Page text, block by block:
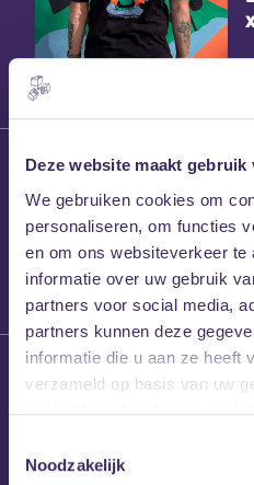
Deze website maakt gebruik
We gebruiken cookies om
personaliseren, om functies
en om ons websiteverkeer
informatie over uw gebruik
partners voor social media,
partners kunnen deze
informatie die u aan ze heeft
verzameld op basis van uw
Noodzakelijk